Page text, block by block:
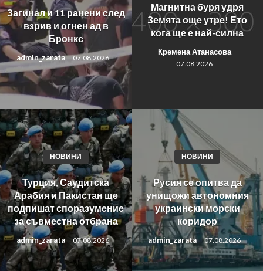
Загинал и 11 ранени след
взрив и огнен ад в
Бронкс
admin_zarata 07.08.2026
Магнитна буря удря
Земята още утре! Ето
кога ще е най-силна
Кремена Атанасова
07.08.2026
НОВИНИ
Турция, Саудитска
Арабия и Пакистан ще
подпишат споразумение
за съвместна отбрана
admin_zarata 07.08.2026
НОВИНИ
Русия се опитва да
унищожи автономния
украински морски
коридор
admin_zarata 07.08.2026